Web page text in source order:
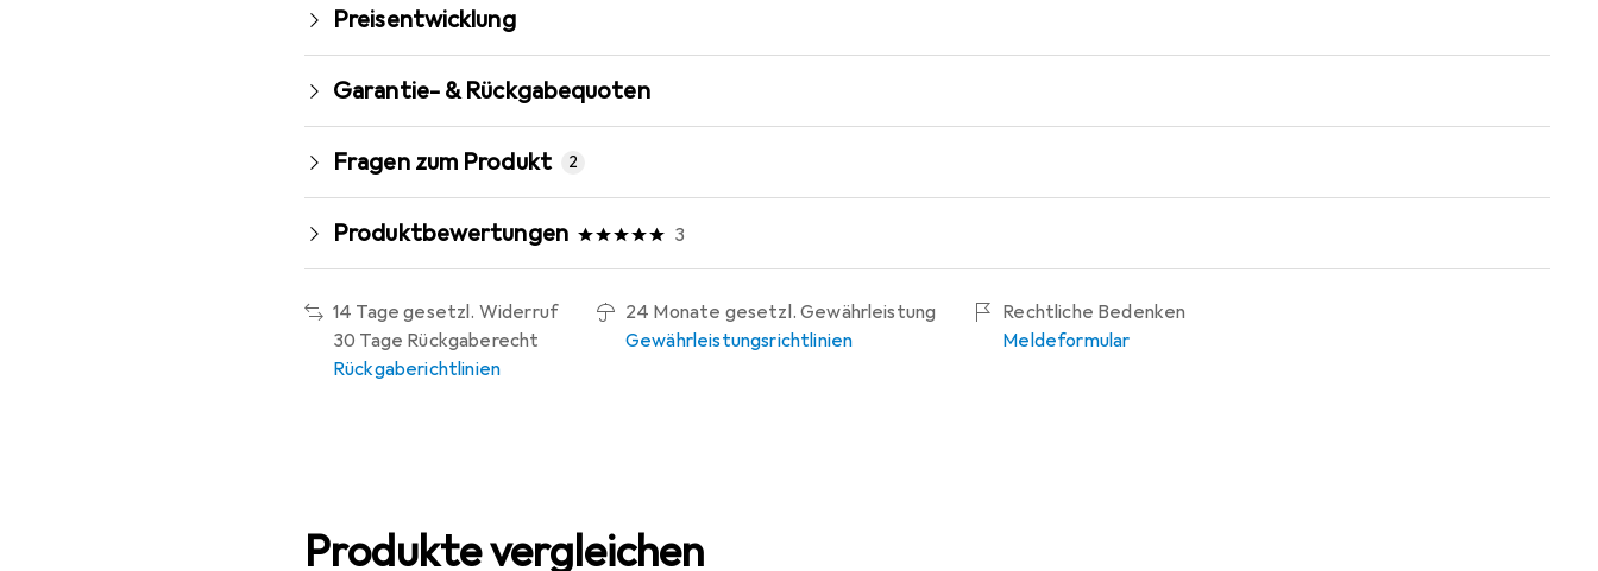
Preisentwicklung
Garantie- & Rückgabequoten
Fragen zum Produkt 2
Produktbewertungen 3
14 Tage gesetzl. Widerruf
30 Tage Rückgaberecht
Rückgaberichtlinien
24 Monate gesetzl. Gewährleistung
Gewährleistungsrichtlinien
Rechtliche Bedenken
Meldeformular
Produkte vergleichen